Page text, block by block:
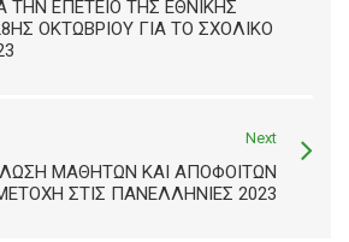
ΤΗΝ ΕΠΈΤΕΙΟ ΤΗΣ ΕΘΝΙΚΉΣ
ΟΚΤΩΒΡΊΟΥ ΓΙΑ ΤΟ ΣΧΟΛΙΚΌ
Next
ΜΑΘΗΤΏΝ ΚΑΙ ΑΠΟΦΟΊΤΩΝ
ΣΤΙΣ ΠΑΝΕΛΛΉΝΙΕΣ 2023